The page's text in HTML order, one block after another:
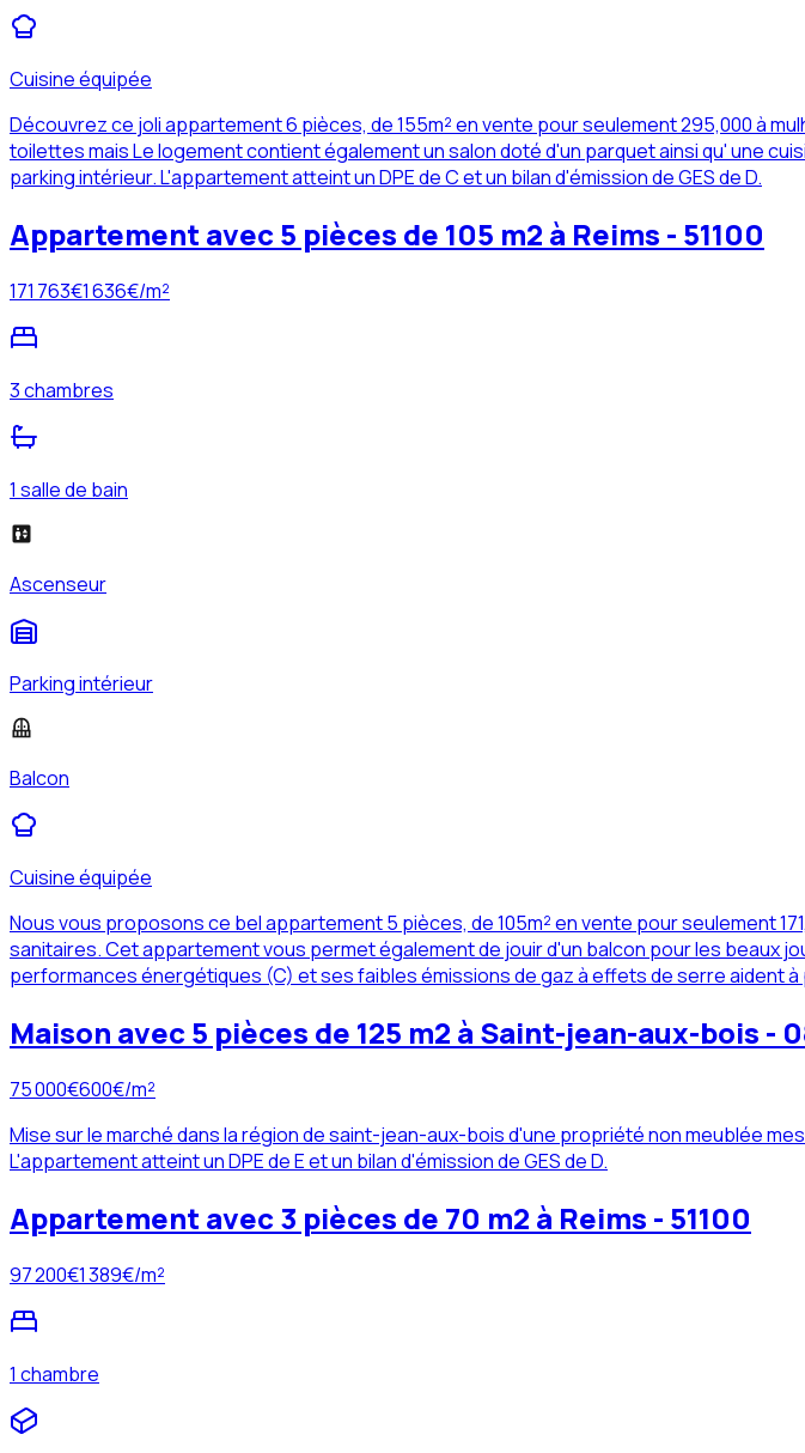
Cuisine équipée
Découvrez ce joli appartement 6 pièces, de 155m² en vente pour seulement 295,000 à
toilettes mais Le logement contient également un salon doté d'un parquet ainsi qu' une
parking intérieur. L'appartement atteint un DPE de C et un bilan d'émission de GES de D.
Appartement avec 5 pièces de 105 m2 à Reims - 51100
171 763€1 636€/m²
3 chambres
1 salle de bain
Ascenseur
Parking intérieur
Balcon
Cuisine équipée
Nous vous proposons ce bel appartement 5 pièces, de 105m² en vente pour seulement
sanitaires. Cet appartement vous permet également de jouir d'un balcon pour les beaux
performances énergétiques (C) et ses faibles émissions de gaz à effets de serre aident
Maison avec 5 pièces de 125 m2 à Saint-jean-aux-bois -
75 000€600€/m²
Mise sur le marché dans la région de saint-jean-aux-bois d'une propriété non meublée
L'appartement atteint un DPE de E et un bilan d'émission de GES de D.
Appartement avec 3 pièces de 70 m2 à Reims - 51100
97 200€1 389€/m²
1 chambre